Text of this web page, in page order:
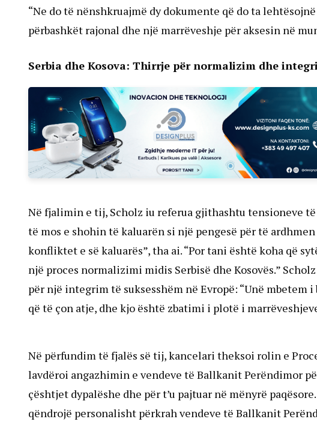
“Ne do të nënshkruajmë dy dokumente që do ta
përbashkët rajonal dhe një marrëveshje për aksesin në
Serbia dhe Kosova: Thirrje për normalizim dhe
Në fjalimin e tij, Scholz iu referua gjithashtu tensioneve
të mos e shohin të kaluarën si një pengesë për të
konfliktet e së kaluarës”, tha ai. “Por tani është koha që
një proces normalizimi midis Serbisë dhe Kosovës.”
për një integrim të suksesshëm në Evropë: “Unë
që të çon atje, dhe kjo është zbatimi i plotë i
Në përfundim të fjalës së tij, kancelari theksoi rolin e
lavdëroi angazhimin e vendeve të Ballkanit Perëndimor
çështjet dypalëshe dhe për t’u pajtuar në mënyrë
qëndrojë personalisht përkrah vendeve të Ballkanit